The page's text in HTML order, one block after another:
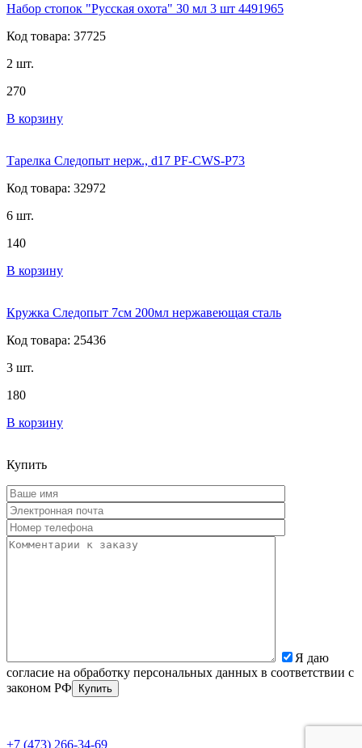
Набор стопок "Русская охота" 30 мл 3 шт 4491965
Код товара: 37725
2 шт.
270
В корзину
Тарелка Следопыт нерж., d17 PF-CWS-P73
Код товара: 32972
6 шт.
140
В корзину
Кружка Следопыт 7см 200мл нержавеющая сталь
Код товара: 25436
3 шт.
180
В корзину
Купить
Я даю
согласие на обработку персональных данных в соответствии с
законом РФ
+7 (473) 266-34-69